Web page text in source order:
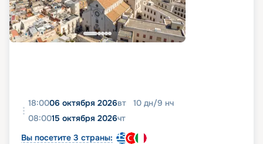
18:0006 октября 2026вт 10 дн/9 нч
08:0015 октября 2026чт
Вы посетите 3 страны: